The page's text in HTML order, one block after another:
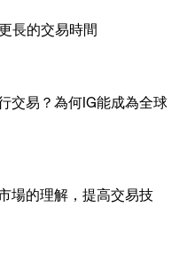
長的交易時間
交易？為何IG能成為全球
場的理解，提高交易技